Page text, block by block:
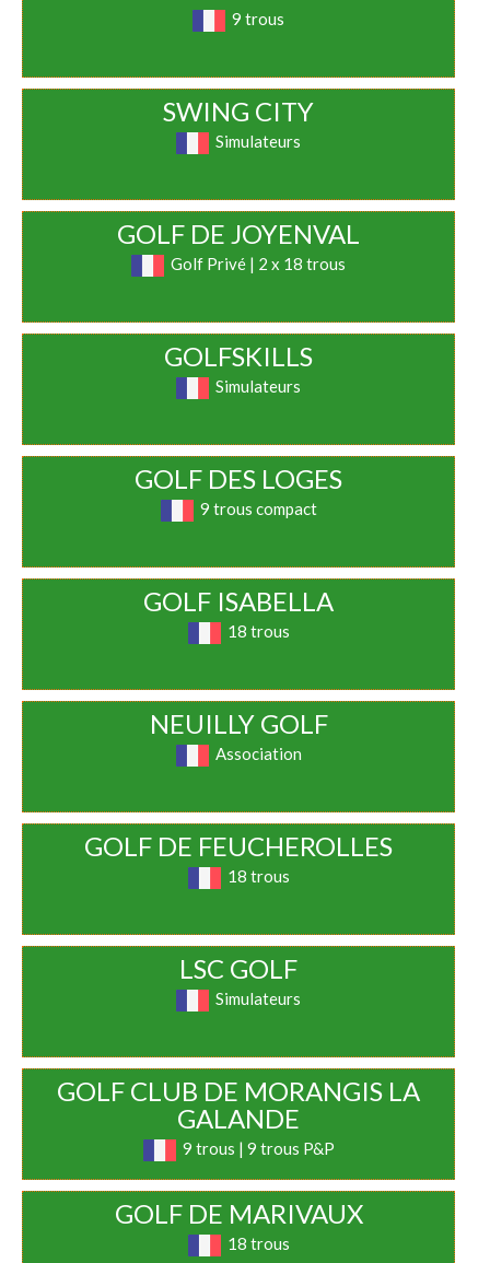
9 trous
SWING CITY
Simulateurs
GOLF DE JOYENVAL
Golf Privé | 2 x 18 trous
GOLFSKILLS
Simulateurs
GOLF DES LOGES
9 trous compact
GOLF ISABELLA
18 trous
NEUILLY GOLF
Association
GOLF DE FEUCHEROLLES
18 trous
LSC GOLF
Simulateurs
GOLF CLUB DE MORANGIS LA
GALANDE
9 trous | 9 trous P&P
GOLF DE MARIVAUX
18 trous